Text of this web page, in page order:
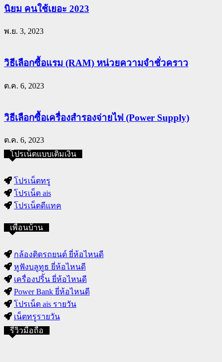
นิยม คนใช้เยอะ 2023
พ.ย. 3, 2023
วิธีเลือกซื้อแรม (RAM) หน่วยความจำชั่วคราว
ต.ค. 6, 2023
วิธีเลือกซื้อเครื่องสำรองจ่ายไฟ (Power Supply)
ต.ค. 6, 2023
โปรเน็ตแบบเติมเงิน
โปรเน็ตทรู
โปรเน็ต ais
โปรเน็ตดีแทค
เพื่อนบ้าน
กล้องติดรถยนต์ ยี่ห้อไหนดี
หูฟังบลูทูธ ยี่ห้อไหนดี
เครื่องปริ้น ยี่ห้อไหนดี
Power Bank ยี่ห้อไหนดี
โปรเน็ต ais รายวัน
เน็ตทรูรายวัน
รีวิวมือถือ